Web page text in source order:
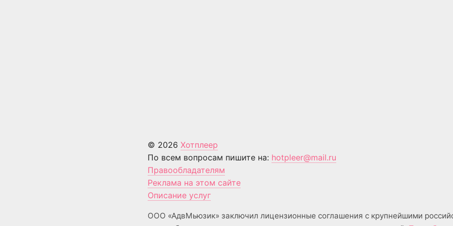
© 2026 Хотплеер
По всем вопросам пишите на: hotpleer@mail.ru
Правообладателям
Реклама на этом сайте
Описание услуг
ООО «АдвМьюзик» заключил лицензионные соглашения с крупнейшими